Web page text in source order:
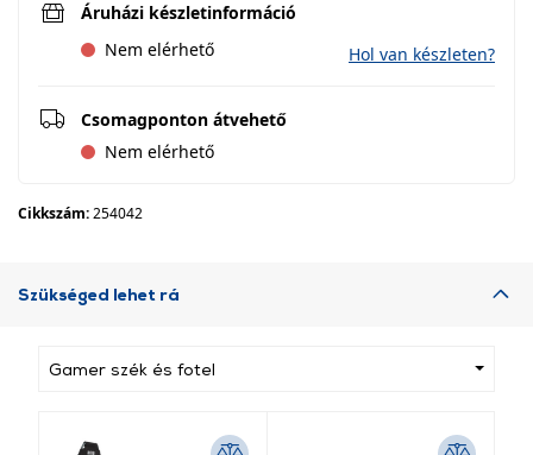
Áruházi készletinformáció
Nem elérhető
Hol van készleten?
Csomagponton átvehető
Nem elérhető
Cikkszám:254042
Szükséged lehet rá
Gamer szék és fotel